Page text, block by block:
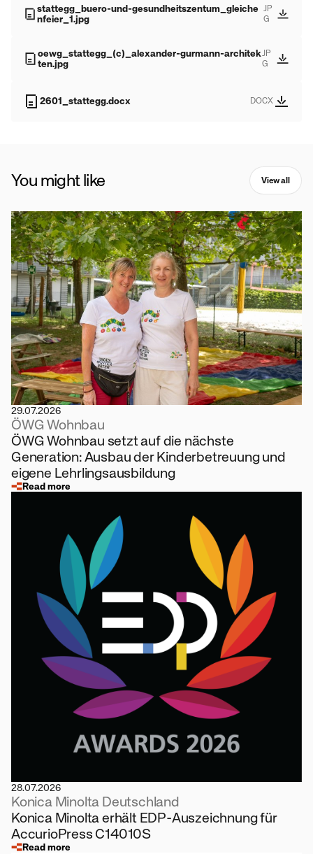
stattegg_buero-und-gesundheitszentum_gleiche
nfeier_1.jpg
JP
G
oewg_stattegg_(c)_alexander-gurmann-architek
ten.jpg
JP
G
2601_stattegg.docx DOCX
You might like View all
29.07.2026
ÖWG Wohnbau
ÖWG Wohnbau setzt auf die nächste
Generation: Ausbau der Kinderbetreuung und
eigene Lehrlingsausbildung
Read more
28.07.2026
Konica Minolta Deutschland
Konica Minolta erhält EDP-Auszeichnung für
AccurioPress C14010S
Read more